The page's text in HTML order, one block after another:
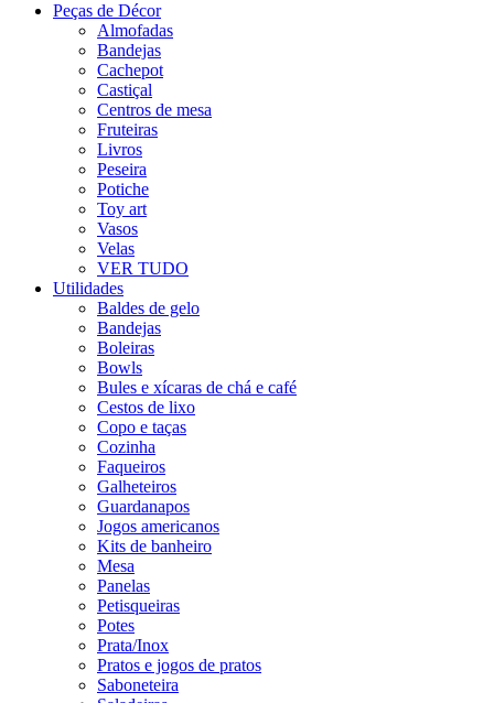
Peças de Décor
Almofadas
Bandejas
Cachepot
Castiçal
Centros de mesa
Fruteiras
Livros
Peseira
Potiche
Toy art
Vasos
Velas
VER TUDO
Utilidades
Baldes de gelo
Bandejas
Boleiras
Bowls
Bules e xícaras de chá e café
Cestos de lixo
Copo e taças
Cozinha
Faqueiros
Galheteiros
Guardanapos
Jogos americanos
Kits de banheiro
Mesa
Panelas
Petisqueiras
Potes
Prata/Inox
Pratos e jogos de pratos
Saboneteira